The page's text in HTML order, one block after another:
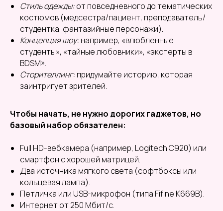
Стиль одежды:от повседневного до тематических
костюмов (медсестра/пациент, преподаватель/
студентка, фантазийные персонажи).
Концепция шоу:например, «влюбленные
студенты», «тайные любовники», «эксперты в
BDSM».
Сторителлинг:придумайте историю, которая
заинтригует зрителей.
Чтобы начать, не нужно дорогих гаджетов, но
базовый набор обязателен:
Full HD-вебкамера (например, Logitech C920) или
смартфон с хорошей матрицей.
Два источника мягкого света (софтбоксы или
кольцевая лампа).
Петличка или USB-микрофон (типа Fifine K669B).
Интернет от 250 Мбит/с.